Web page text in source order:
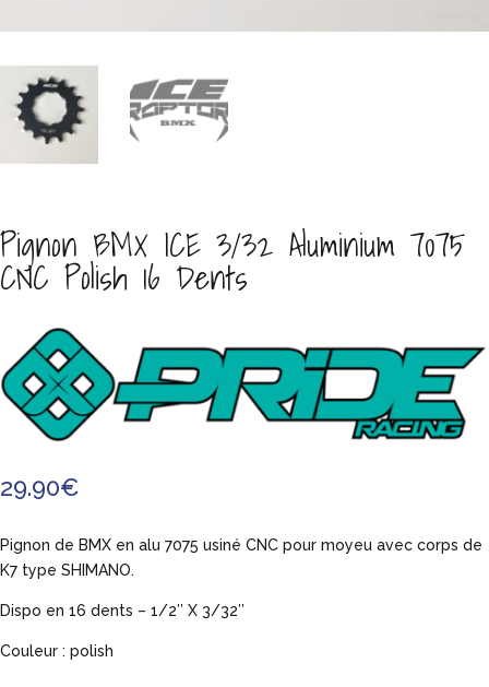
Pignon BMX ICE 3/32 Aluminium 7075
CNC Polish 16 Dents
29.90€
Pignon de BMX en alu 7075 usiné CNC pour moyeu avec corps de
K7 type SHIMANO.
Dispo en 16 dents – 1/2″ X 3/32″
Couleur : polish